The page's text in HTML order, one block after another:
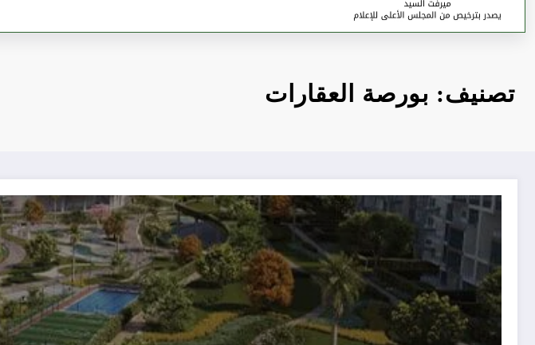
تصنيف: بورصة العقارات
سكن لكل المصريين.. تفاصيل طرح شقق الإيجار (المدن والشروط والسعر)